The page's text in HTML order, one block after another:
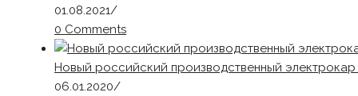
01.08.2021/
0 Comments
Новый российский производственный
06.01.2020/